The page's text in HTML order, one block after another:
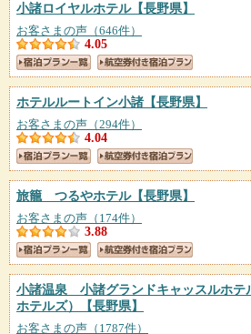
小諸ロイヤルホテル【長野県】
お客さまの声（646件）
4.05
ホテルルートイン小諸【長野県】
お客さまの声（294件）
4.04
旅籠 つるやホテル【長野県】
お客さまの声（174件）
3.88
小諸温泉 小諸グランドキャッスルホテ
ホテルズ）
【長野県】
お客さまの声（1787件）